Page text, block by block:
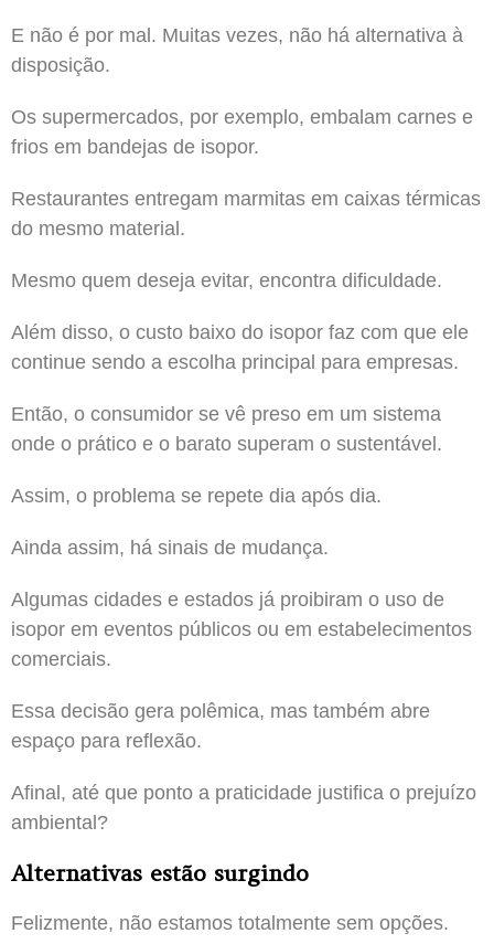
E não é por mal. Muitas vezes, não há alternativa à
disposição.
Os supermercados, por exemplo, embalam carnes e
frios em bandejas de isopor.
Restaurantes entregam marmitas em caixas térmicas
do mesmo material.
Mesmo quem deseja evitar, encontra dificuldade.
Além disso, o custo baixo do isopor faz com que ele
continue sendo a escolha principal para empresas.
Então, o consumidor se vê preso em um sistema
onde o prático e o barato superam o sustentável.
Assim, o problema se repete dia após dia.
Ainda assim, há sinais de mudança.
Algumas cidades e estados já proibiram o uso de
isopor em eventos públicos ou em estabelecimentos
comerciais.
Essa decisão gera polêmica, mas também abre
espaço para reflexão.
Afinal, até que ponto a praticidade justifica o prejuízo
ambiental?
Alternativas estão surgindo
Felizmente, não estamos totalmente sem opções.